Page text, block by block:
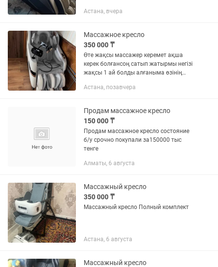
Астана, вчера
Массажное кресло
350 000 ₸
Өте жақсы массажер керемет ақша
керек болғансоң сатып жатырмы негізі
жақсы 1 ай болды алғаныма өзінің
Астана, позавчера
Продам массажное кресло
150 000 ₸
Продам массажное кресло состояние
б/у срочно покупали за150000 тыс
тенге
Алматы, 6 августа
Массажный кресло
350 000 ₸
Массажный кресло Полный комплект
Астана, 6 августа
Массажный кресло